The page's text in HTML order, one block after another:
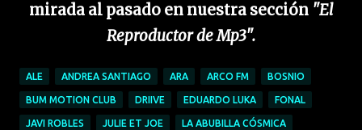
mirada al pasado en nuestra sección "El
Reproductor de Mp3".
ALE ANDREA SANTIAGO ARA ARCO FM BOSNIO
BUM MOTION CLUB DRIIVE EDUARDO LUKA FONAL
JAVI ROBLES JULIE ET JOE LA ABUBILLA CÓSMICA